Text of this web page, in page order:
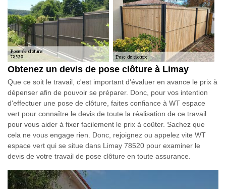
Obtenez un devis de pose clôture à Limay
Que ce soit le travail, c'est important d'évaluer en avance le prix à
dépenser afin de pouvoir se préparer. Donc, pour vos intention
d'effectuer une pose de clôture, faites confiance à WT espace
vert pour connaître le devis de toute la réalisation de ce travail
pour vous aider à fixer facilement le prix à coûter. Sachez que
cela ne vous engage rien. Donc, rejoignez ou appelez vite WT
espace vert qui se situe dans Limay 78520 pour examiner le
devis de votre travail de pose clôture en toute assurance.